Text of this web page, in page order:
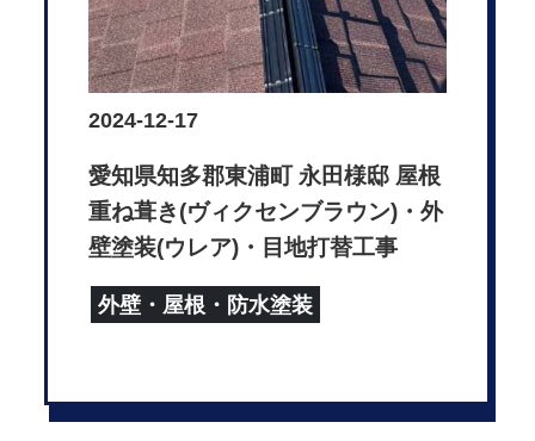
2024-12-17
愛知県知多郡東浦町 永田様邸 屋根
重ね葺き(ヴィクセンブラウン)・外
壁塗装(ウレア)・目地打替工事
外壁・屋根・防水塗装